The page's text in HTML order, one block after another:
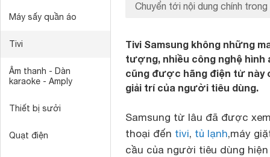
Máy sấy quần áo
Tivi
Âm thanh - Dàn
karaoke - Amply
Thiết bị sưởi
Quạt điện
Chuyển tới nội dung chính trong
Tivi Samsung không những
tượng, nhiều công nghệ hình
cũng được hãng điện tử này
giải trí của người tiêu dùng.
Samsung từ lâu đã được
thoại đến tivi, tủ lạnh,máy
cầu của người tiêu dùng